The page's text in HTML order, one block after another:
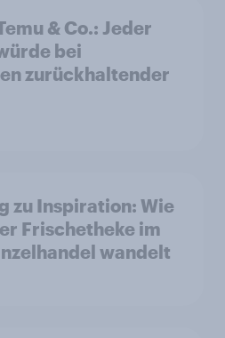
& Co.: Jeder
bei
zu Inspiration: Wie
Frischetheke im
wandelt